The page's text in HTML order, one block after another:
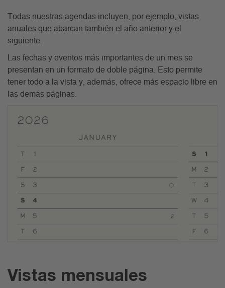
Todas nuestras agendas incluyen, por ejemplo, vistas
anuales que abarcan también el año anterior y el
siguiente.
Las fechas y eventos más importantes de un mes se
presentan en un formato de doble página. Esto permite
tener todo a la vista y, además, ofrece más espacio libre en
las demás páginas.
Vistas mensuales